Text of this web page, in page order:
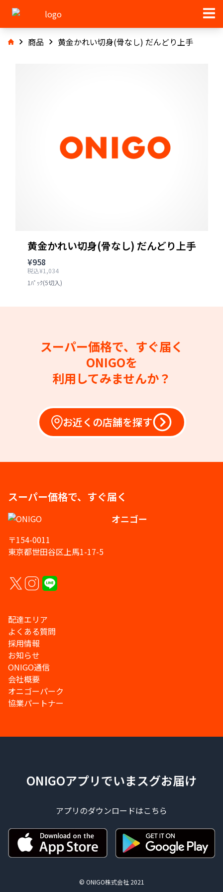
商品 黄金かれい切身(骨なし) だんどり上手
黄金かれい切身(骨なし) だんどり上手
¥958
税込¥1,034
1ﾊﾟｯｸ(5切入)
スーパー価格で、すぐ届く
ONIGOを
利用してみませんか？
お近くの店舗を探す
スーパー価格で、すぐ届く
オニゴー
〒154-0011
東京都世田谷区上馬1-17-5
配達エリア
よくある質問
採用情報
お知らせ
ONIGO通信
会社概要
オニゴーパーク
協業パートナー
ONIGOアプリでいまスグお届け
アプリのダウンロードはこちら
© ONIGO株式会社 2021